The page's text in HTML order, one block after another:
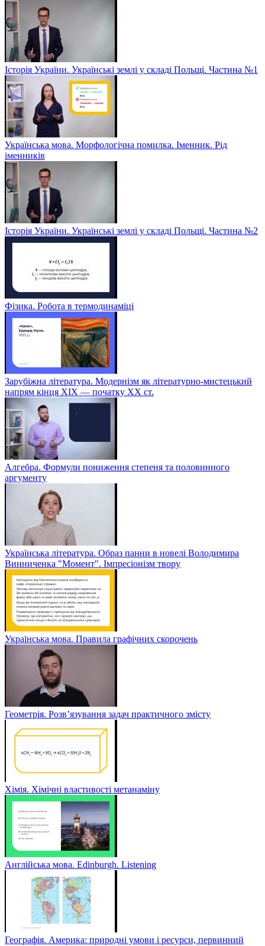
Історія України. Українські землі у складі Польщі. Частина №1
Українська мова. Морфологічна помилка. Іменник. Рід
іменників
Історія України. Українські землі у складі Польщі. Частина №2
Фізика. Робота в термодинаміці
Зарубіжна література. Модернізм як літературно-мистецький
напрям кінця XIX — початку XX ст.
Алгебра. Формули пониження степеня та половинного
аргументу
Українська література. Образ панни в новелі Володимира
Винниченка "Момент". Імпресіонізм твору
Українська мова. Правила графічних скорочень
Геометрія. Розв’язування задач практичного змісту
Хімія. Хімічні властивості метанаміну
Англійська мова. Edinburgh. Listening
Географія. Америка: природні умови і ресурси, первинний